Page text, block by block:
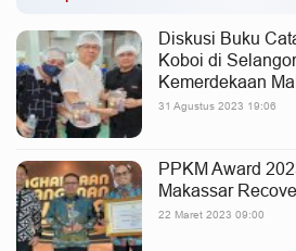
Diskusi Buku
Koboi di
Kemerdekaan
31 Agustus 2023 19:06
PPKM Award
Makassar
22 Maret 2023 09:00